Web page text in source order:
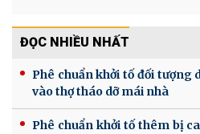
ĐỌC NHIỀU NHẤT
Phê chuẩn khởi tố đối
vào thợ tháo dỡ mái nhà
Phê chuẩn khởi tố thêm bị